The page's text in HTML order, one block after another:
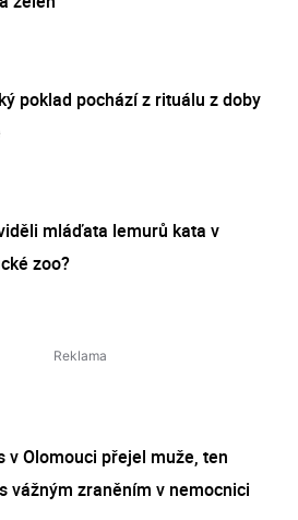
poklad pochází z rituálu z doby
mláďata lemurů kata v
zoo?
v Olomouci přejel muže, ten
vážným zraněním v nemocnici